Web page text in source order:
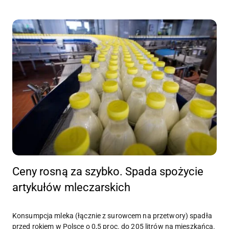
Ceny rosną za szybko. Spada spożycie
artykułów mleczarskich
Konsumpcja mleka (łącznie z surowcem na przetwory) spadła
przed rokiem w Polsce o 0,5 proc. do 205 litrów na mieszkańca.